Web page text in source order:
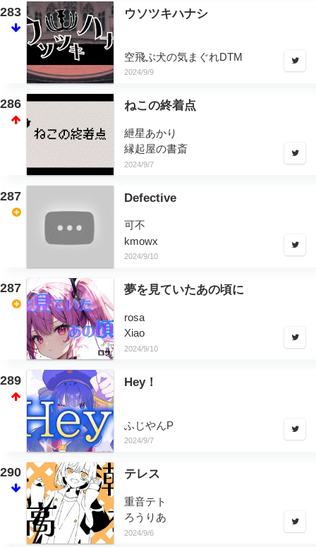
283 ウソツキハナシ
空飛ぶ犬の気まぐれDTM
2024/9/9
286 ねこの終着点
紲星あかり
縁起屋の書斎
2024/9/7
287 Defective
可不
kmowx
2024/9/10
287 夢を見ていたあの頃に
rosa
Xiao
2024/9/10
289 Hey！
ふじやんP
2024/9/7
290 テレス
重音テト
ろうりあ
2024/9/6